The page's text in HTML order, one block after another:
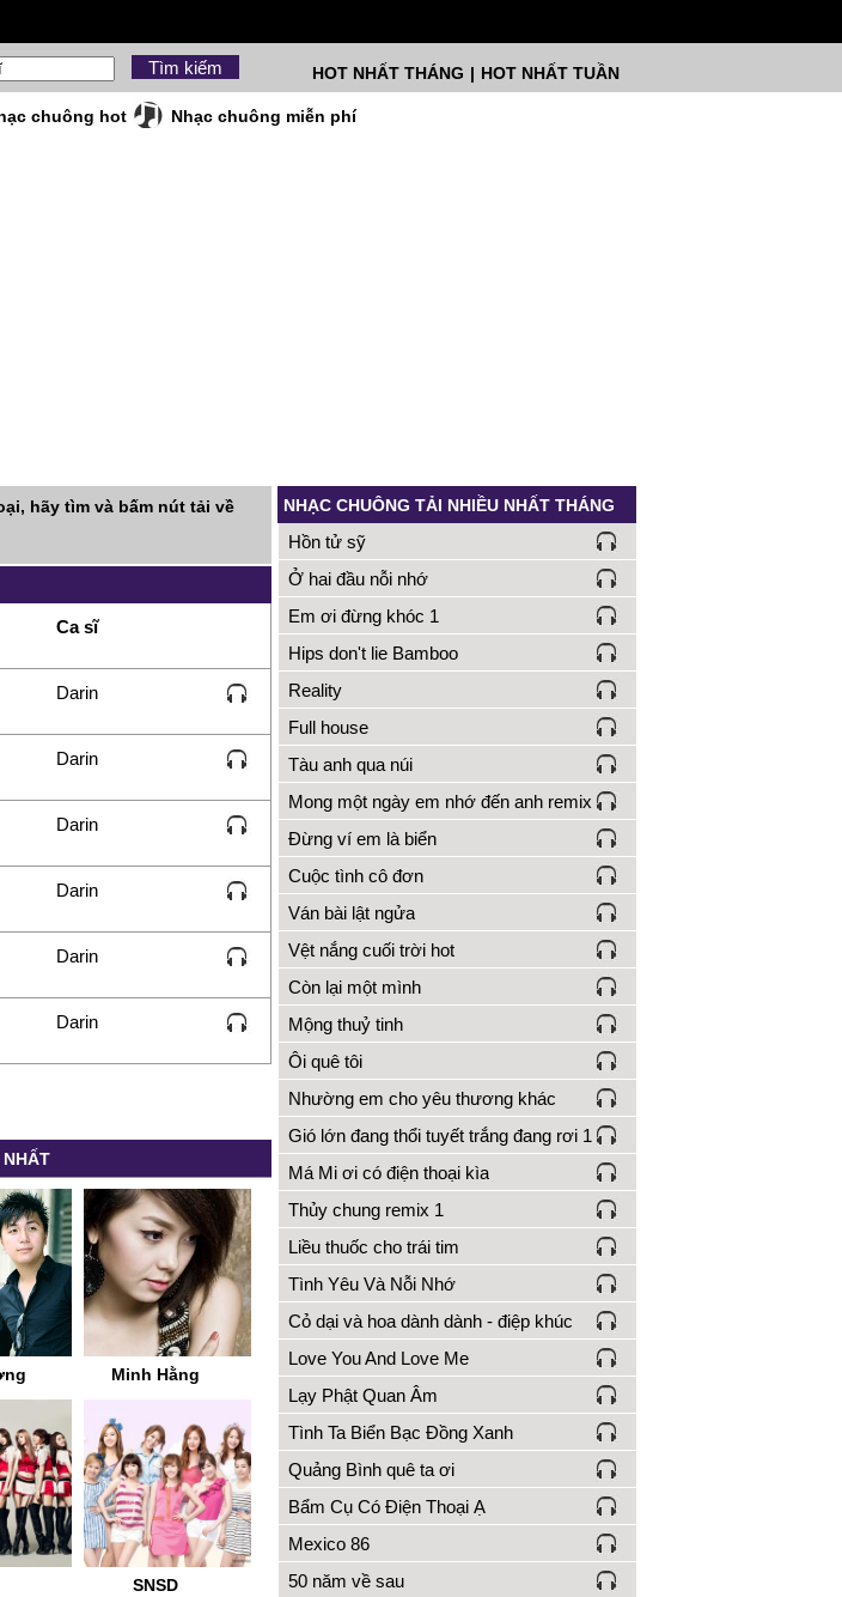
HOT NHẤT TUẦN
|
HOT NHẤT THÁNG
chuông hot Nhạc chuông miễn phí
hãy tìm và bấm nút tải về
Ca sĩ
Darin
Darin
Darin
Darin
Darin
Darin
Minh Hằng
SNSD
NHẠC CHUÔNG TẢI NHIỀU NHẤT THÁNG
Hồn tử sỹ
Ở hai đầu nỗi nhớ
Em ơi đừng khóc 1
Hips don't lie Bamboo
Reality
Full house
Tàu anh qua núi
Mong một ngày em nhớ đến anh remix
Đừng ví em là biển
Cuộc tình cô đơn
Ván bài lật ngửa
Vệt nắng cuối trời hot
Còn lại một mình
Mộng thuỷ tinh
Ôi quê tôi
Nhường em cho yêu thương khác
Gió lớn đang thổi tuyết trắng đang rơi 1
Má Mi ơi có điện thoại kìa
Thủy chung remix 1
Liều thuốc cho trái tim
Tình Yêu Và Nỗi Nhớ
Cỏ dại và hoa dành dành - điệp khúc
Love You And Love Me
Lạy Phật Quan Âm
Tình Ta Biển Bạc Đồng Xanh
Quảng Bình quê ta ơi
Bẩm Cụ Có Điện Thoại Ạ
Mexico 86
50 năm về sau